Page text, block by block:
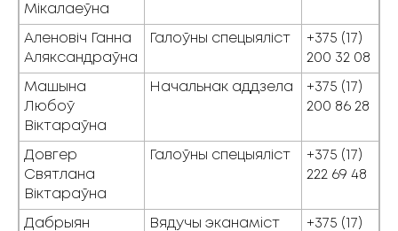
Мікалаеўна
Аленовіч Ганна
Аляксандраўна
Галоўны спецыяліст
+375 (17)
200 32 08
Машына
Любоў
Віктараўна
Начальнак аддзела
+375 (17)
200 86 28
Довгер
Святлана
Віктараўна
Галоўны спецыяліст
+375 (17)
222 69 48
Дабрыян
Вядучы эканамiст
+375 (17)